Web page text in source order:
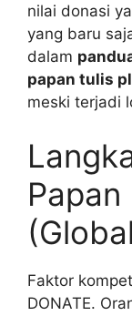
nilai donasi
yang baru
dalam
papan tulis
meski terjadi
Faktor
DONATE.